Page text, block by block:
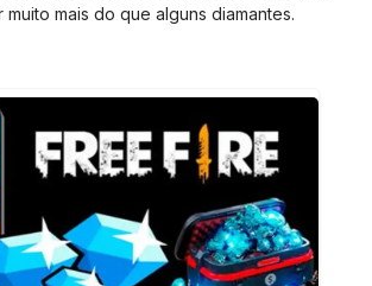
mais do que alguns diamantes.